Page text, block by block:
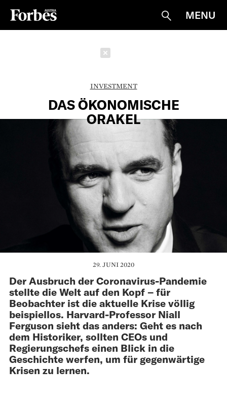
Suche
MENU
INVESTMENT
DAS ÖKONOMISCHE
ORAKEL
29. JUNI 2020
Der Ausbruch der Coronavirus-Pandemie
stellte die Welt auf den Kopf – für
Beobachter ist die aktuelle Krise völlig
beispiellos. Harvard-Professor Niall
Ferguson sieht das anders: Geht es nach
dem Historiker, sollten CEOs und
Regierungschefs einen Blick in die
Geschichte werfen, um für gegenwärtige
Krisen zu lernen.